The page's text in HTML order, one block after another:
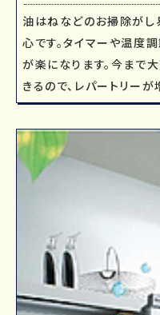
油はねなどのお掃除がし
心です。タイマーや温度
が楽になります。今まで
きるので、レパートリーが